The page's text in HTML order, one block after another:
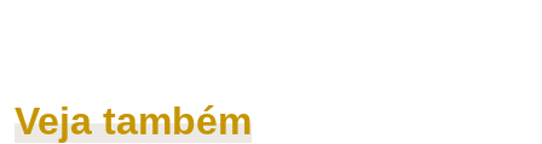
Veja também